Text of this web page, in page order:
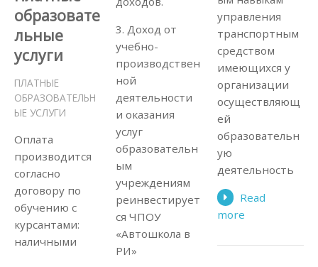
3. Доход от
учебно-
производствен
ной
деятельности
и оказания
услуг
образовательн
ым
учреждениям
реинвестирует
ся ЧПОУ
«Автошкола в
РИ»
управления
транспортным
средством
имеющихся у
организации
осуществляющ
ей
образовательн
ую
деятельность
Read
more
образовате
льные
услуги
ПЛАТНЫЕ
ОБРАЗОВАТЕЛЬН
ЫЕ УСЛУГИ
Оплата
производится
согласно
договору по
обучению с
курсантами:
наличными